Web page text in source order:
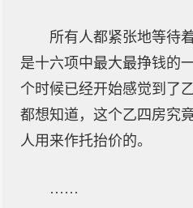
所有人都紧张地等待
是十六项中最大最挣钱的
个时候已经开始感觉到了
都想知道，这个乙四房究
人用来作托抬价的。
……